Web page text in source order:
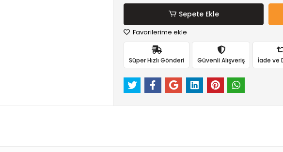
Sepete Ekle
Favorilerime ekle
Süper Hızlı Gönderi Güvenli Alışveriş İade ve